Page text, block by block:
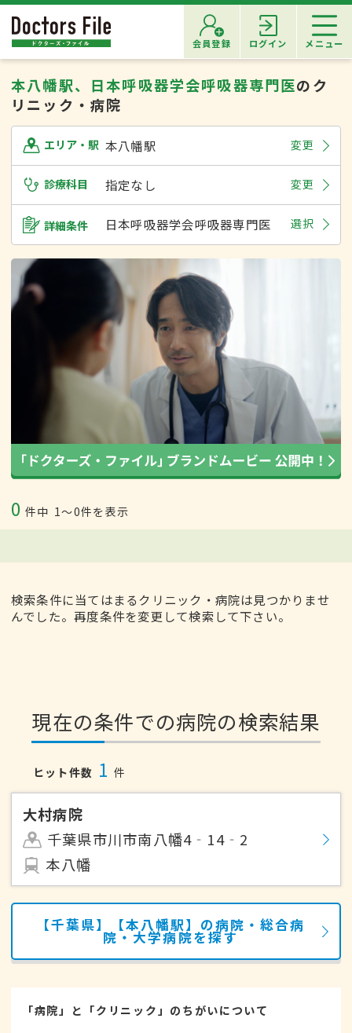
会員登録 ログイン メニュー
本八幡駅、日本呼吸器学会呼吸器専門医のク
リニック・病院
エリア・駅 本八幡駅 変更
診療科目 指定なし 変更
詳細条件 日本呼吸器学会呼吸器専門医 選択
0 件中 1〜0件を表示
検索条件に当てはまるクリニック・病院は見つかりませ
んでした。再度条件を変更して検索して下さい。
現在の条件での病院の検索結果
ヒット件数 1 件
大村病院
千葉県市川市南八幡4‐14‐2
本八幡
【千葉県】【本八幡駅】の病院・総合病
院・大学病院を探す
「病院」と「クリニック」のちがいについて